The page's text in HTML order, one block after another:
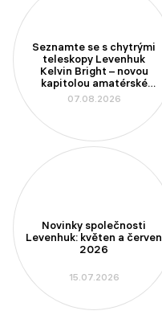
Seznamte se s chytrými
teleskopy Levenhuk
Kelvin Bright – novou
kapitolou amatérské
astronomie
07.08.2026
Novinky společnosti
Levenhuk: květen a červen
2026
15.07.2026